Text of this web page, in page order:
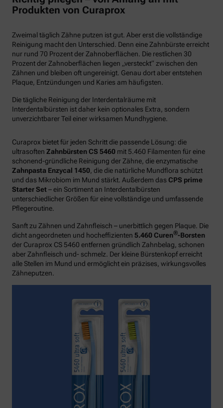
Produkten von Curaprox
Zweimal täglich Zähne putzen ist gut. Aber erst die vollständige
Reinigung macht den Unterschied. Denn eine Zahnbürste erreicht
nur rund 70 Prozent der Zahnoberflächen. Die restlichen 30
Prozent der Zahnoberflächen liegen „versteckt“ zwischen den
Zähnen und bleiben oft ungereinigt. Genau dort aber entstehen
Plaque, Entzündungen und Karies am häufigsten.
Die tägliche Reinigung der Interdentalräume mit
Interdentalbürsten ist daher kein optionales Extra, sondern
unverzichtbarer Teil einer wirksamen Mundhygiene.
Curaprox bietet für jeden Schritt die passende Lösung: die
ultrasoften Zahnbürsten CS 5460 mit 5.460 Filamenten für eine
schonend-gründliche Reinigung der Zähne, die enzymatische
Zahnpasta Enzycal 1450, die die natürliche Mundflora schützt
und das Mikrobiom im Mund stärkt. Außerdem das CPS prime
Starter Set– ein Sortiment an Interdentalbürsten
unterschiedlicher Größen für eine vollständige und umfassende
Pflegeroutine.
Sanft zu Zähnen und Zahnfleisch – unerbittlich gegen Plaque. Die
dicht angeordneten und hocheffizienten 5.460 Curen®-Borsten
der Curaprox CS 5460 entfernen gründlich Zahnbelag, schonen
aber Zahnfleisch und- schmelz. Der kleine Bürstenkopf erreicht
alle Stellen im Mund und ermöglicht ein präzises, wirkungsvolles
Zähneputzen.